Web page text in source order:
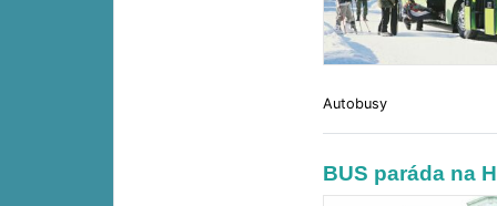
Autobusy
BUS paráda na